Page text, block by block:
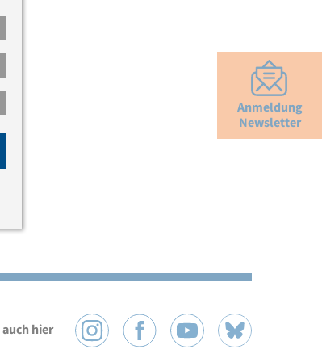
Anmeldung
Newsletter
hier